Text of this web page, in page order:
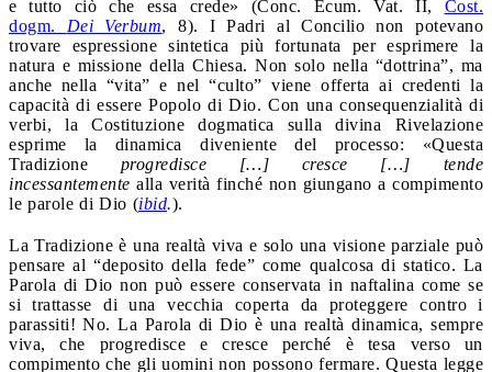
e tutto ciò che essa crede» (Conc. Ecum. Vat. II, Cost.
dogm. Dei Verbum, 8). I Padri al Concilio non potevano
trovare espressione sintetica più fortunata per esprimere la
natura e missione della Chiesa. Non solo nella “dottrina”, ma
anche nella “vita” e nel “culto” viene offerta ai credenti la
capacità di essere Popolo di Dio. Con una consequenzialità di
verbi, la Costituzione dogmatica sulla divina Rivelazione
esprime la dinamica diveniente del processo: «Questa
Tradizione progredisce […] cresce […] tende
incessantemente alla verità finché non giungano a compimento
le parole di Dio (ibid.).
La Tradizione è una realtà viva e solo una visione parziale può
pensare al “deposito della fede” come qualcosa di statico. La
Parola di Dio non può essere conservata in naftalina come se
si trattasse di una vecchia coperta da proteggere contro i
parassiti! No. La Parola di Dio è una realtà dinamica, sempre
viva, che progredisce e cresce perché è tesa verso un
compimento che gli uomini non possono fermare. Questa legge